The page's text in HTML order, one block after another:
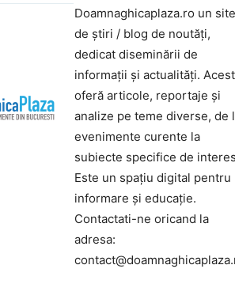
Doamnaghicaplaza.ro un site
de știri / blog de noutăți,
dedicat diseminării de
informații și actualități.
oferă articole, reportaje și
analize pe teme diverse, de
evenimente curente la
subiecte specifice de
Este un spațiu digital pentru
informare și educație.
Contactati-ne oricand la
adresa: